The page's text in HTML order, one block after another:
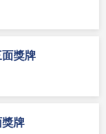
獎牌
牌